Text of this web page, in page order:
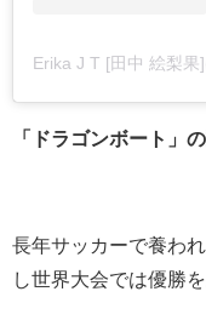
Erika J T [田中 絵梨
「ドラゴンボート」
長年サッカーで養わ
し世界大会では優勝